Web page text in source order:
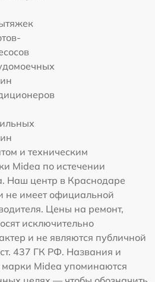
и техническим
Midea по истечении
Наш центр в Краснодаре
не имеет официальной
Цены на ремонт,
исключительно
и не являются публичной
437 ГК РФ. Названия и
марки Midea упоминаются